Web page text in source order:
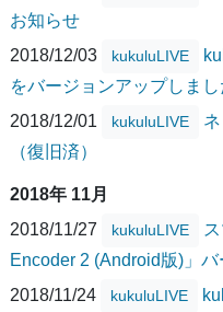
お知らせ
2018/12/03
kukuluLIVE
をバージョンアップしまし
2018/12/01
kukuluLIVE
（復旧済）
2018年 11月
2018/11/27
kukuluLIVE
Encoder 2 (Android版)」
2018/11/24
kukuluLIVE